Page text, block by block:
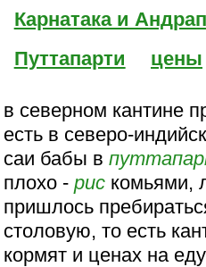
Карнатака и
Путтапарти
цены
в северном кантине
есть в северо-
саи бабы в
плохо -рис комьями,
пришлось
столовую, то есть
кормят и ценах на